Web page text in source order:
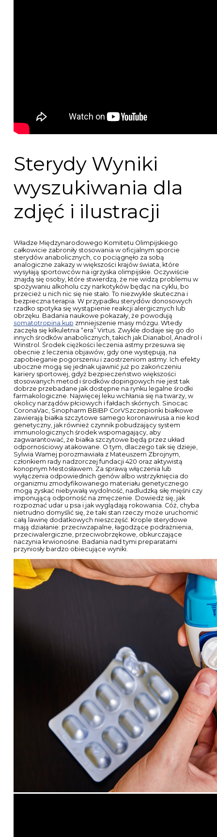
Sterydy Wyniki
wyszukiwania dla
zdjęć i ilustracji
Władze Międzynarodowego Komitetu Olimpijskiego
całkowicie zabroniły stosowania w oficjalnym sporcie
sterydów anabolicznych, co pociągnęło za sobą
analogiczne zakazy w większości krajów świata, które
wysyłają sportowców na igrzyska olimpijskie. Oczywiście
znajdą się osoby, które stwierdzą, że nie widzą problemu w
spożywaniu alkoholu czy narkotyków będąc na cyklu, bo
przecież u nich nic się nie stało. To niezwykle skuteczna i
bezpieczna terapia. W przypadku sterydów donosowych
rzadko spotyka się wystąpienie reakcji alergicznych lub
obrzęku. Badania naukowe pokazały, że powodują
somatotropina kup zmniejszenie masy mózgu. Wtedy
zaczęła się kilkuletnia “era” Virtus. Zwykle dodaje się go do
innych środków anabolicznych, takich jak Dianabol, Anadrol i
Winstrol. Środek ciężkości leczenia astmy przesuwa się
obecnie z leczenia objawów, gdy one występują, na
zapobieganie pogorszeniu i zaostrzeniom astmy. Ich efekty
uboczne mogą się jednak ujawnić już po zakończeniu
kariery sportowej, gdyż bezpieczeństwo większości
stosowanych metod i środków dopingowych nie jest tak
dobrze przebadane jak dostępne na rynku legalne środki
farmakologiczne. Najwięcej leku wchłania się na twarzy, w
okolicy narządów płciowych i fałdach skórnych. Sinocac
CoronaVac, Sinopharm BBIBP CorVSzczepionki białkowe
zawierają białka szczytowe samego koronawirusa a nie kod
genetyczny, jak również czynnik pobudzający system
immunologicznych środek wspomagający, aby
zagwarantować, że białka szczytowe będą przez układ
odpornościowy atakowane. O tym, dlaczego tak się dzieje,
Sylwia Wamej porozmawiała z Mateuszem Zbrojnym,
członkiem rady nadzorczej fundacji 420 oraz aktywistą
konopnym Mestosławem. Za sprawą włączenia lub
wyłączenia odpowiednich genów albo wstrzyknięcia do
organizmu zmodyfikowanego materiału genetycznego
mogą zyskać niebywałą wydolność, nadludzką siłę mięśni czy
imponującą odporność na zmęczenie. Dowiedz się, jak
rozpoznać udar u psa i jak wyglądają rokowania. Cóż, chyba
nietrudno domyślić się, że taki stan rzeczy może uruchomić
całą lawinę dodatkowych nieszczęść. Krople sterydowe
mają działanie: przeciwzapalne, łagodzące podrażnienia,
przeciwalergiczne, przeciwobrzękowe, obkurczające
naczynia krwionośne. Badania nad tymi preparatami
przyniosły bardzo obiecujące wyniki.